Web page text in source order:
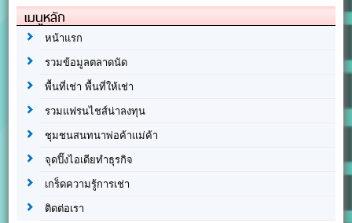
เมนูหลัก
หน้าแรก
รวมข้อมูลตลาดนัด
พื้นที่เช่า พื้นที่ให้เช่า
รวมแฟรนไชส์น่าลงทุน
ชุมชนสนทนาพ่อค้าแม่ค้า
จุดปิ๊งไอเดียทำธุรกิจ
เกร็ดความรู้การเช่า
ติดต่อเรา